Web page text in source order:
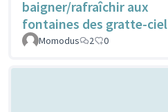
baigner/rafraîchir aux
fontaines des gratte-ciel
Momodus 2 0